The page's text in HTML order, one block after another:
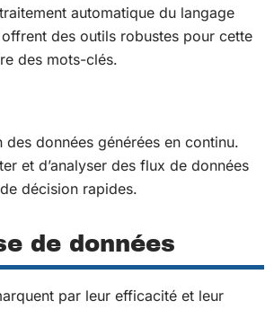
automatique du langage
des outils robustes pour cette
des mots-clés.
des données générées en continu.
et d’analyser des flux de données
décision rapides.
de données
par leur efficacité et leur